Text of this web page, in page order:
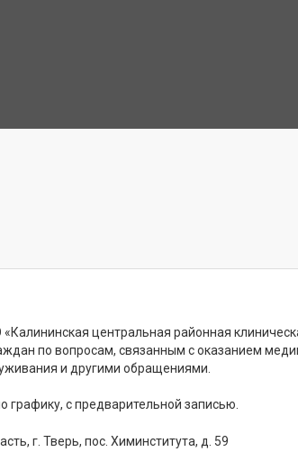
центральная районная
по вопросам, связанным с оказанием
и другими обращениями.
графику, с предварительной записью.
г. Тверь, пос. Химинститута, д. 59